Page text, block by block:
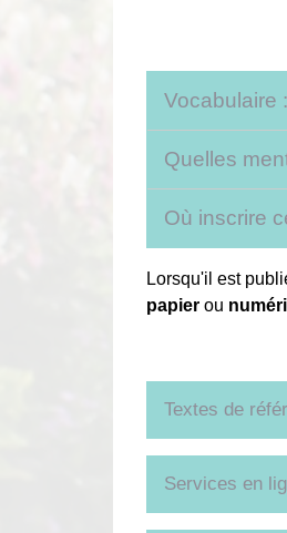
Vocabulaire
Quelles
Où inscrire
Lorsqu'il est
papier ou
Textes de
Services en